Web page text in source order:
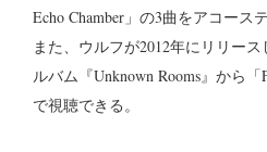
Echo Chamber」の3曲をアコース
また、ウルフが2012年にリリー
ルバム『Unknown Rooms』から
で視聴できる。